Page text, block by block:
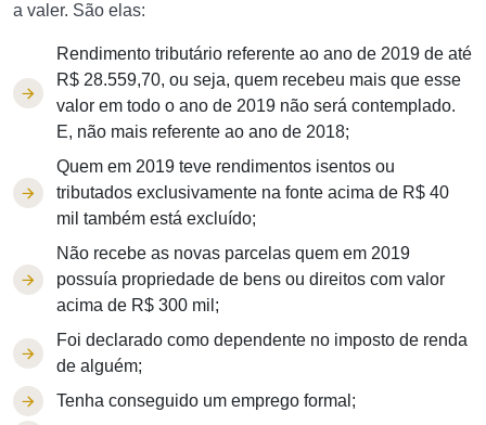
a valer. São elas:
Rendimento tributário referente ao ano de 2019 de até
R$ 28.559,70, ou seja, quem recebeu mais que esse
valor em todo o ano de 2019 não será contemplado.
E, não mais referente ao ano de 2018;
Quem em 2019 teve rendimentos isentos ou
tributados exclusivamente na fonte acima de R$ 40
mil também está excluído;
Não recebe as novas parcelas quem em 2019
possuía propriedade de bens ou direitos com valor
acima de R$ 300 mil;
Foi declarado como dependente no imposto de renda
de alguém;
Tenha conseguido um emprego formal;